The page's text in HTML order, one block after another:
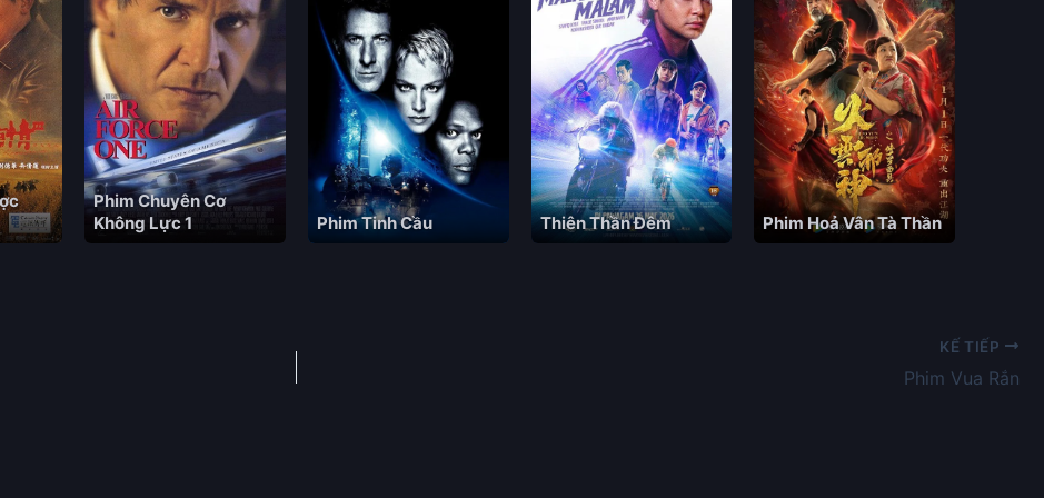
Phim Chuyên Cơ
Không Lực 1
Phim Tinh Cầu Thiên Thần Đêm Phim Hoả Vân Tà Thần
KẾ TIẾP
Phim Vua Rắn